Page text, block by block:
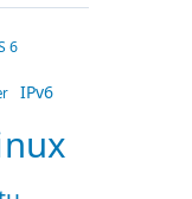
6
IPv6